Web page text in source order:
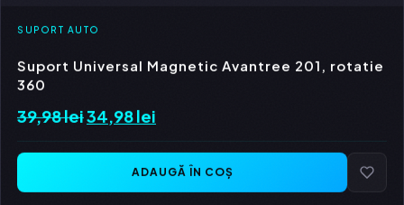
SUPORT AUTO
Suport Universal Magnetic Avantree 201, rotatie
360
39,98leiPrețul
fost:
34,98 lei
este:
34,98 lei.
ADAUGĂ ÎN COȘ